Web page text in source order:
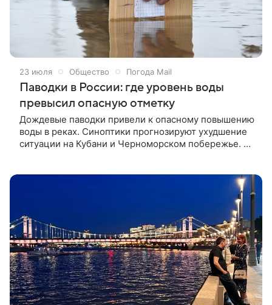
23 июля Общество Погода Mail
Паводки в России: где уровень воды
превысил опасную отметку
Дождевые паводки привели к опасному повышению
воды в реках. Синоптики прогнозируют ухудшение
ситуации на Кубани и Черноморском побережье. В
реках. Особенно напряженная ситуация сложилась
в Свердловской области: на реке Ница у Ирбита и
отметку. Об этом сообщили в Гидрометцентре
России.